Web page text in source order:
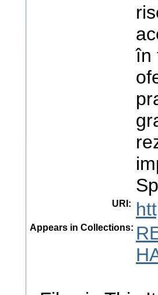
în
URI :
Appears in Collections: